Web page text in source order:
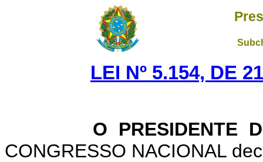
LEI Nº 5.154, DE
O PRESIDENTE
CONGRESSO NACIONAL